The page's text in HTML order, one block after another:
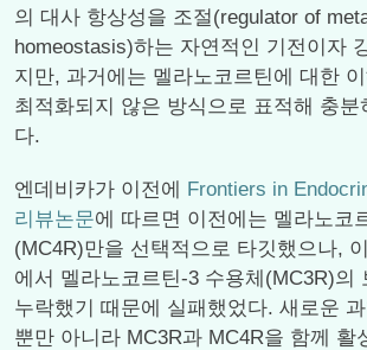
의 대사 항상성을 조절(regulator of
homeostasis)하는 자연적인 기전이자
지만, 과거에는 멜라노코르틴에 대한
최적화되지 않은 방식으로 표적해 충분
다.
엔데비카가 이전에 Frontiers in
리뷰논문에 따르면 이전에는 멜라노코
(MC4R)만을 선택적으로 타깃했으나,
에서 멜라노코르틴-3 수용체(MC3R)의
누락했기 때문에 실패했었다. 새로운
뿐만 아니라 MC3R과 MC4R을 함께 활